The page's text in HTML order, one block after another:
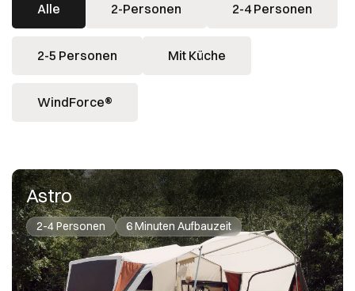
Alle 2-Personen 2-4 Personen
2-5 Personen Mit Küche
WindForce®
Astro
2-4 Personen 6 Minuten Aufbauzeit